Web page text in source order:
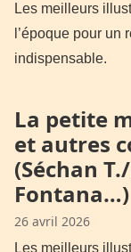
Les meilleurs
l’époque pour un
indispensable.
La petite
et autres
(Séchan
Fontana…)
26 avril 2026
Les meilleurs